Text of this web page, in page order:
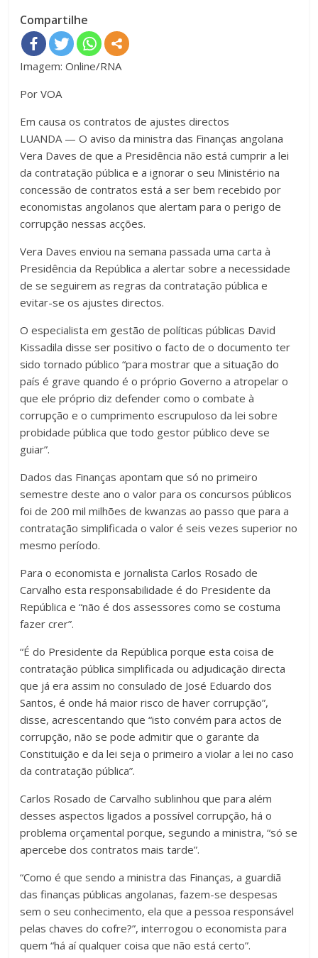
Compartilhe
Imagem: Online/RNA
Por VOA
Em causa os contratos de ajustes directos
LUANDA — O aviso da ministra das Finanças angolana
Vera Daves de que a Presidência não está cumprir a lei
da contratação pública e a ignorar o seu Ministério na
concessão de contratos está a ser bem recebido por
economistas angolanos que alertam para o perigo de
corrupção nessas acções.
Vera Daves enviou na semana passada uma carta à
Presidência da República a alertar sobre a necessidade
de se seguirem as regras da contratação pública e
evitar-se os ajustes directos.
O especialista em gestão de políticas públicas David
Kissadila disse ser positivo o facto de o documento ter
sido tornado público “para mostrar que a situação do
país é grave quando é o próprio Governo a atropelar o
que ele próprio diz defender como o combate à
corrupção e o cumprimento escrupuloso da lei sobre
probidade pública que todo gestor público deve se
guiar”.
Dados das Finanças apontam que só no primeiro
semestre deste ano o valor para os concursos públicos
foi de 200 mil milhões de kwanzas ao passo que para a
contratação simplificada o valor é seis vezes superior no
mesmo período.
Para o economista e jornalista Carlos Rosado de
Carvalho esta responsabilidade é do Presidente da
República e “não é dos assessores como se costuma
fazer crer”.
“É do Presidente da República porque esta coisa de
contratação pública simplificada ou adjudicação directa
que já era assim no consulado de José Eduardo dos
Santos, é onde há maior risco de haver corrupção”,
disse, acrescentando que “isto convém para actos de
corrupção, não se pode admitir que o garante da
Constituição e da lei seja o primeiro a violar a lei no caso
da contratação pública”.
Carlos Rosado de Carvalho sublinhou que para além
desses aspectos ligados a possível corrupção, há o
problema orçamental porque, segundo a ministra, “só se
apercebe dos contratos mais tarde”.
“Como é que sendo a ministra das Finanças, a guardiã
das finanças públicas angolanas, fazem-se despesas
sem o seu conhecimento, ela que a pessoa responsável
pelas chaves do cofre?”, interrogou o economista para
quem “há aí qualquer coisa que não está certo”.